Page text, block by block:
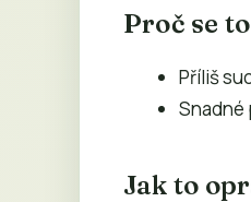
Proč se
Příliš
Jak to